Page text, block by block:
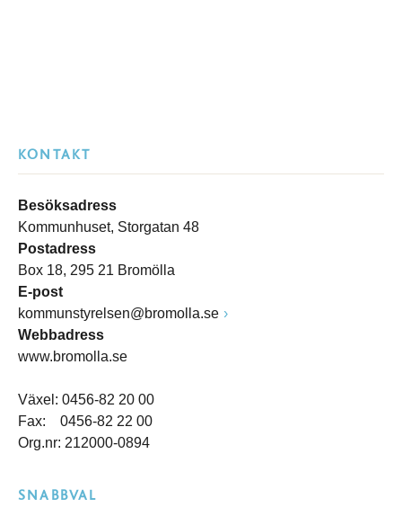
KONTAKT
Besöksadress
Kommunhuset, Storgatan 48
Postadress
Box 18, 295 21 Bromölla
E-post
kommunstyrelsen@bromolla.se
Webbadress
www.bromolla.se
Växel: 0456-82 20 00
Fax: 0456-82 22 00
Org.nr: 212000-0894
SNABBVAL